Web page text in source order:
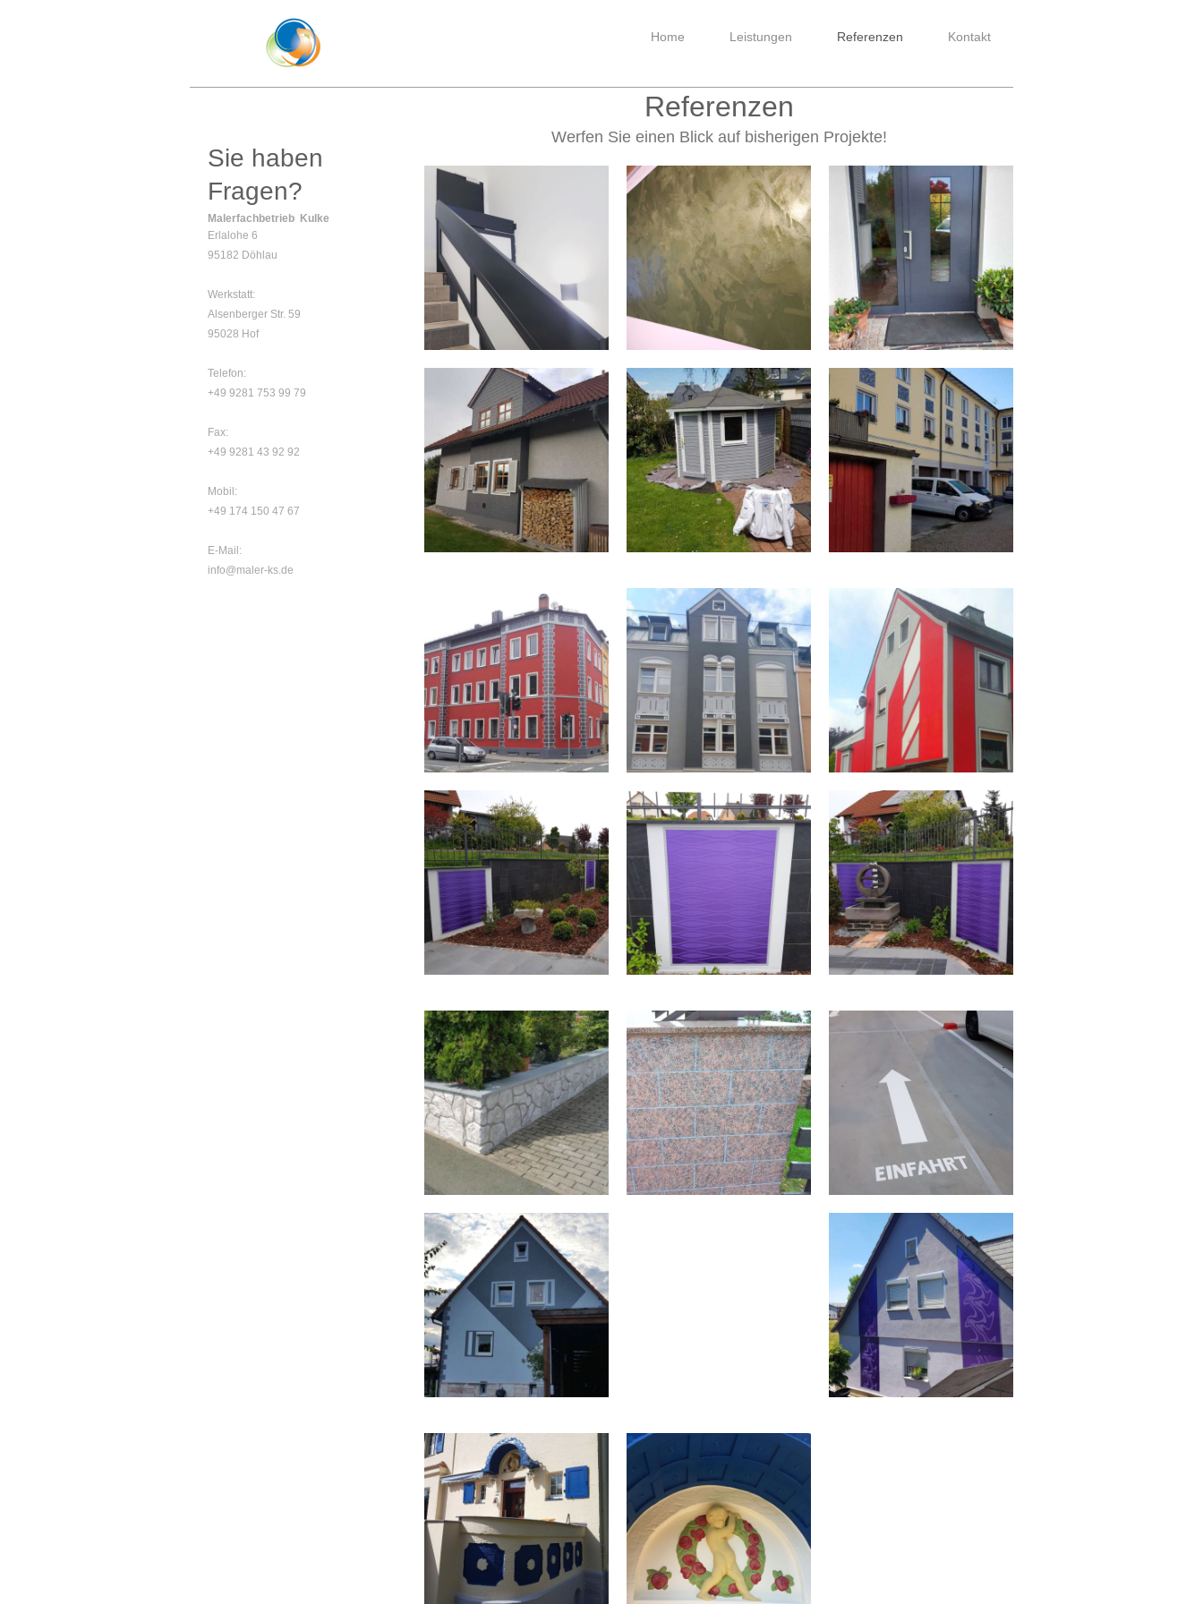
Home Leistungen Referenzen Kontakt
Malerfachbetrieb Marco Kulke
Referenzen
Werfen Sie einen Blick auf bisherigen Projekte!
Sie haben
Fragen?
Malerfachbetrieb Kulke
Erlalohe 6
95182 Döhlau
Werkstatt:
Alsenberger Str. 59
95028 Hof
Telefon:
+49 9281 753 99 79
Fax:
+49 9281 43 92 92
Mobil:
+49 174 150 47 67
E-Mail:
info@maler-ks.de